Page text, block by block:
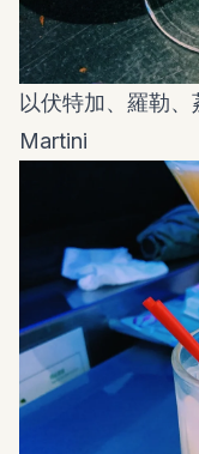
以伏特加、羅勒
Martini